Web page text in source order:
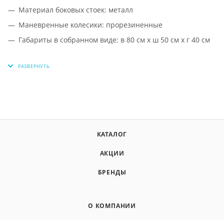
Материал боковых стоек: металл
Маневренные колесики: прорезиненные
Габариты в собранном виде: в 80 см х ш 50 см х г 40 см
КАТАЛОГ
АКЦИИ
БРЕНДЫ
О КОМПАНИИ